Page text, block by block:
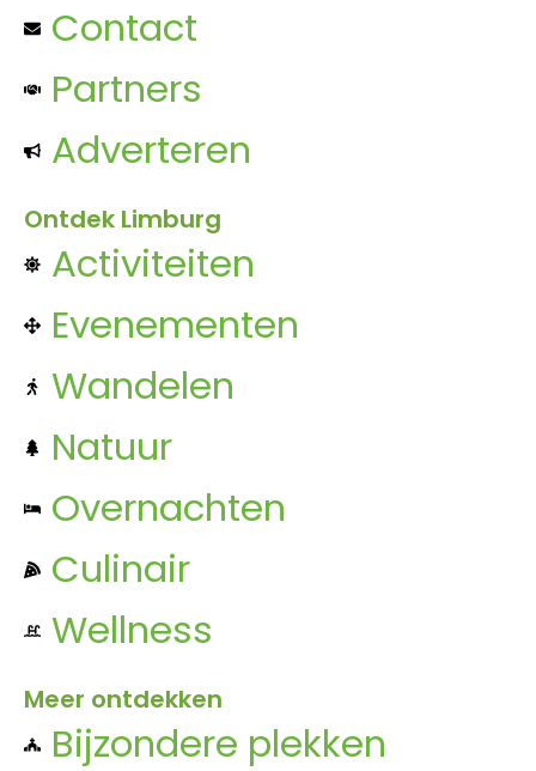
Contact
Partners
Adverteren
Ontdek Limburg
Activiteiten
Evenementen
Wandelen
Natuur
Overnachten
Culinair
Wellness
Meer ontdekken
Bijzondere plekken